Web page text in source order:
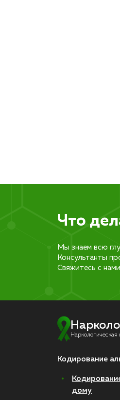
Что
Мы знаем всю
Консультанты
Свяжитесь с
Наркологическая
Кодирование
дому